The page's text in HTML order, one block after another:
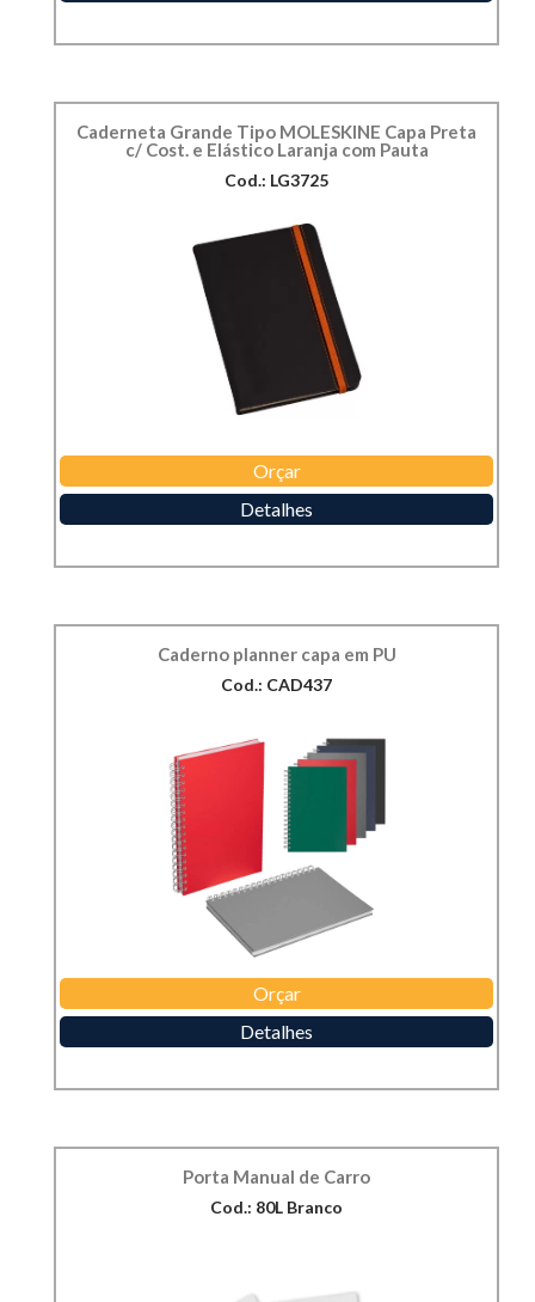
Caderneta Grande Tipo MOLESKINE Capa Preta
c/ Cost. e Elástico Laranja com Pauta
Cod.: LG3725
Orçar
Detalhes
Caderno planner capa em PU
Cod.: CAD437
Orçar
Detalhes
Porta Manual de Carro
Cod.: 80L Branco